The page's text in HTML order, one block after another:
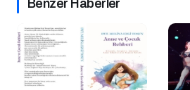
Benzer Haberler